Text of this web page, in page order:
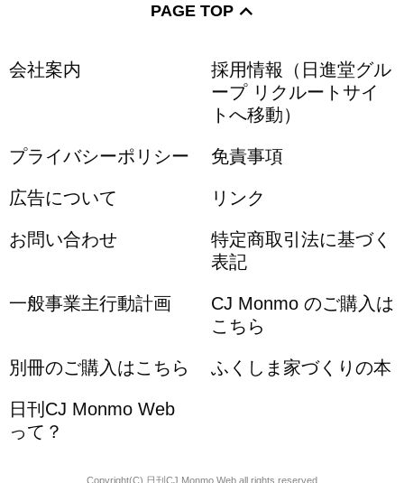
PAGE TOP
会社案内
採用情報（日進堂グル
ープ リクルートサイ
トへ移動）
プライバシーポリシー 免責事項
広告について リンク
お問い合わせ
特定商取引法に基づく
表記
一般事業主行動計画
CJ Monmo のご購入は
こちら
別冊のご購入はこちら ふくしま家づくりの本
日刊CJ Monmo Web
って？
Copyright(C) 日刊CJ Monmo Web all rights reserved